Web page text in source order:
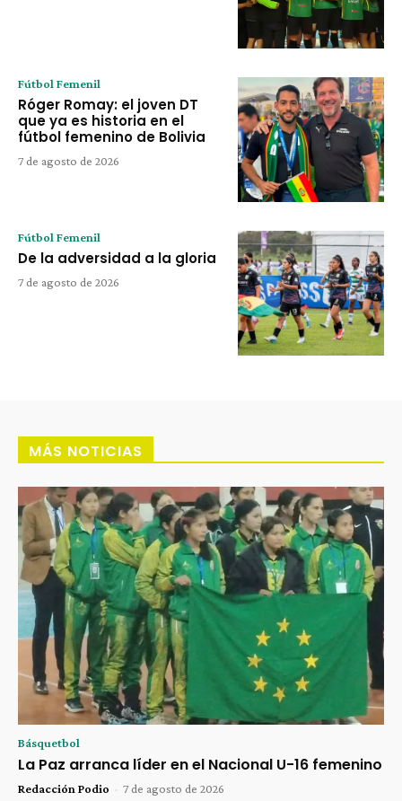
Fútbol Femenil
Róger Romay: el joven DT
que ya es historia en el
fútbol femenino de Bolivia
7 de agosto de 2026
Fútbol Femenil
De la adversidad a la gloria
7 de agosto de 2026
MÁS NOTICIAS
Básquetbol
La Paz arranca líder en el Nacional U-16 femenino
Redacción Podio - 7 de agosto de 2026